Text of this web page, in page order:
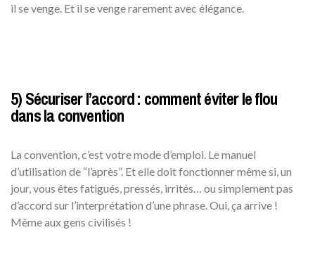
il se venge. Et il se venge rarement avec élégance.
5) Sécuriser l’accord : comment éviter le flou
dans la convention
La convention, c’est votre mode d’emploi. Le manuel
d’utilisation de “l’après”. Et elle doit fonctionner même si, un
jour, vous êtes fatigués, pressés, irrités… ou simplement pas
d’accord sur l’interprétation d’une phrase. Oui, ça arrive !
Même aux gens civilisés !